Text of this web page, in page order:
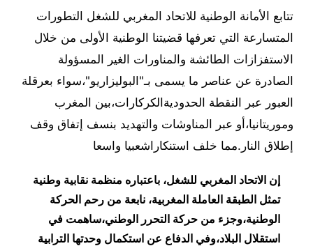
تتابع الأمانة الوطنية للاتحاد المغربي للشغل التطورات
المتسارعة التي تعرفها قضيتنا الوطنية الأولى من خلال
الاستفزازات الطائشة والمناورات الغير المسؤولة
الصادرة عن عناصر ما يسمى بـ"البوليزاريو"،سواء بعرقلة
العبور عبر النقطة الحدوديةالكركارات،بين المغرب
وموريتانيا،أو عبر المناوشات والتهديد بنسف إتفاق وقف
إطلاق النار.مما خلف استنكاراشعبيا واسعا
إن الاتحاد المغربي للشغل، باعتباره منظمة نقابية وطنية
تمثل الطبقة العاملة المغربية، نابعة من رحم الحركة
الوطنية،وجزء من حركة التحرر الوطني،ساهمت في
استقلال البلاد،وفي الدفاع عن استكمال وحدتها الترابية